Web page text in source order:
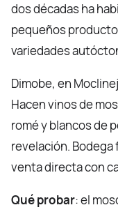
dos décadas ha
pequeños
variedades
Dimobe, en
Hacen vinos de
romé y blancos de
revelación.
venta directa con
Qué probar: el